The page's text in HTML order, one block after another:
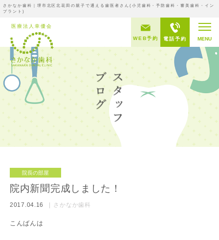
さかなか歯科｜堺市北区北花田の親子で通える歯医者さん(小児歯科・予防歯科・審美歯科・イン
プラント)
MENU
電話予約
WEB予約
院長の部屋
院内新聞完成しました！
2017.04.16 さかなか歯科
こんばんは